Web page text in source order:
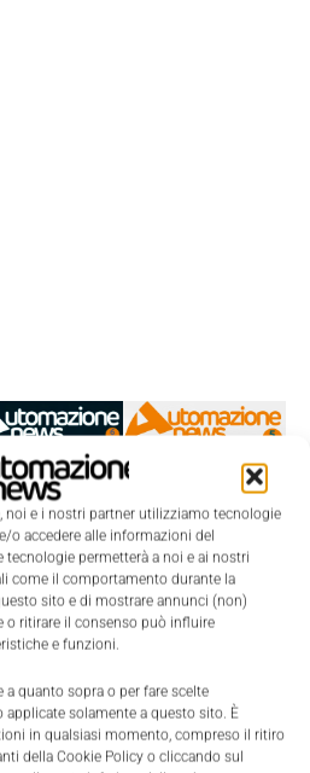
noi e i nostri partner utilizziamo tecnologie
o accedere alle informazioni del
permetterà a noi e ai nostri
come il comportamento durante la
sito e di mostrare annunci (non)
o ritirare il consenso può influire
e funzioni.
quanto sopra o per fare scelte
applicate solamente a questo sito. È
in qualsiasi momento, compreso il ritiro
della Cookie Policy o cliccando sul